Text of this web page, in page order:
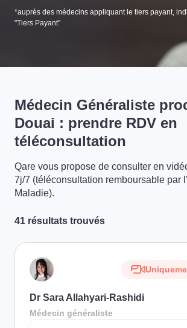
*auprès des médecins appliquant le tiers payant,
"Tiers Payant"
Médecin Généraliste
Douai : prendre RDV en
téléconsultation
Qare vous propose de consulter en
7j/7 (téléconsultation remboursable par
Maladie).
41 résultats trouvés
Dr Sara Allahyari-Rashidi
Médecin généraliste